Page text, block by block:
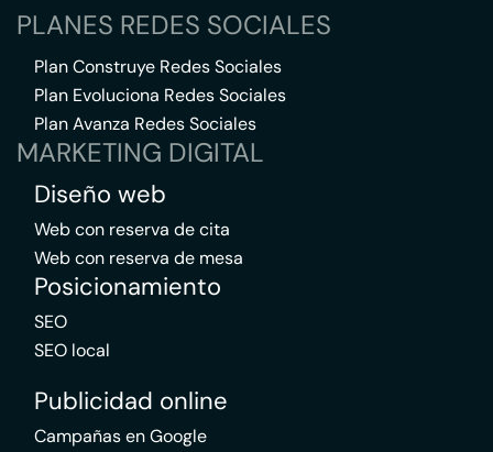
PLANES REDES SOCIALES
Plan Construye Redes Sociales
Plan Evoluciona Redes Sociales
Plan Avanza Redes Sociales
MARKETING DIGITAL
Diseño web
Web con reserva de cita
Web con reserva de mesa
Posicionamiento
SEO
SEO local
Publicidad online
Campañas en Google